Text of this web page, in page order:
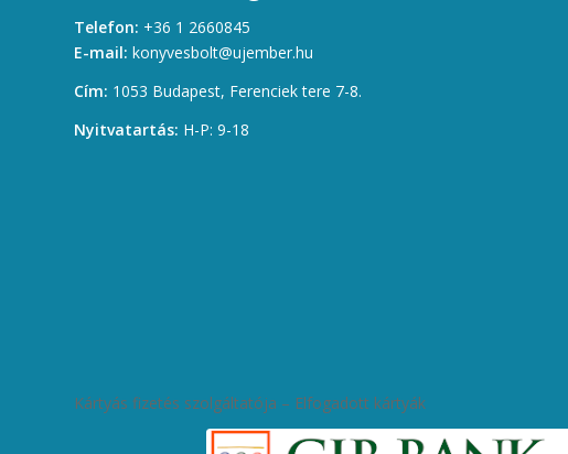
Telefon: +36 1 2660845
E-mail: konyvesbolt@ujember.hu
Cím: 1053 Budapest, Ferenciek tere 7-8.
Nyitvatartás: H-P: 9-18
Kártyás fizetés szolgáltatója – Elfogadott kártyák